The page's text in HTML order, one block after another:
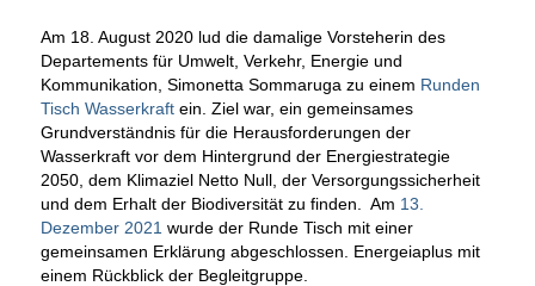
Am 18. August 2020 lud die damalige Vorsteherin des
Departements für Umwelt, Verkehr, Energie und
Kommunikation, Simonetta Sommaruga zu einem Runden
Tisch Wasserkraftein. Ziel war, ein gemeinsames
Grundverständnis für die Herausforderungen der
Wasserkraft vor dem Hintergrund der Energiestrategie
2050, dem Klimaziel Netto Null, der Versorgungssicherheit
und dem Erhalt der Biodiversität zu finden. Am 13.
Dezember 2021 wurde der Runde Tisch mit einer
gemeinsamen Erklärung abgeschlossen. Energeiaplus mit
einem Rückblick der Begleitgruppe.